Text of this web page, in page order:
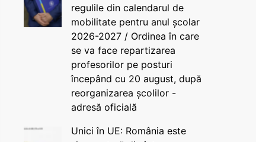
regulile din calendarul de
mobilitate pentru anul școlar
2026-2027 / Ordinea în care
se va face repartizarea
profesorilor pe posturi
începând cu 20 august, după
reorganizarea școlilor -
adresă oficială
Unici în UE: România este